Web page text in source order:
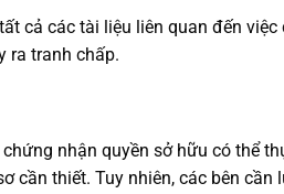
cả các tài liệu liên quan đến việc
ra tranh chấp.
nhận quyền sở hữu có thể
cần thiết. Tuy nhiên, các bên